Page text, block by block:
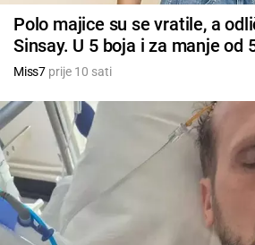
Polo majice su se vratile, a
Sinsay. U 5 boja i za manje od
Miss7 prije 10 sati